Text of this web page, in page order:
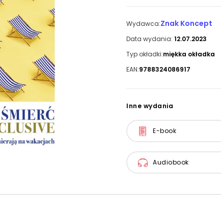
Wydawca:Znak Koncept
Data wydania: 12.07.2023
Typ okładki:miękka okładka
EAN:9788324086917
Inne wydania
E-book
Audiobook